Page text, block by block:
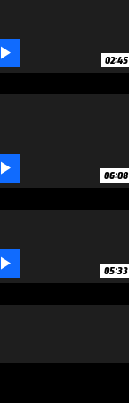
 02:45
 06:08
 05:33